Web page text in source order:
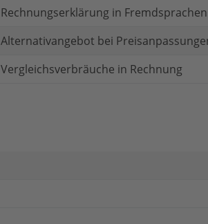
Rechnungserklärung in Fremdsprachen
Alternativangebot bei
Vergleichsverbräuche in Rechnung